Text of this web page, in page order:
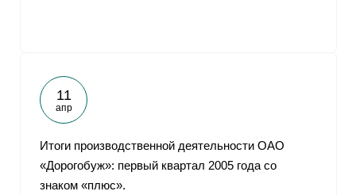
11
апр
Итоги производственной деятельности ОАО
«Дорогобуж»: первый квартал 2005 года со
знаком «плюс».